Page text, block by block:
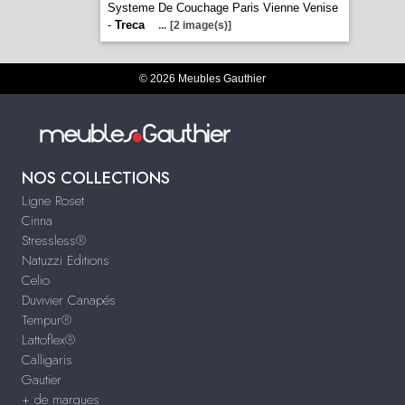
Systeme De Couchage Paris Vienne Venise
- Treca ... [2 image(s)]
© 2026 Meubles Gauthier
NOS COLLECTIONS
Ligne Roset
Cinna
Stressless®
Natuzzi Editions
Celio
Duvivier Canapés
Tempur®
Lattoflex®
Calligaris
Gautier
+ de marques